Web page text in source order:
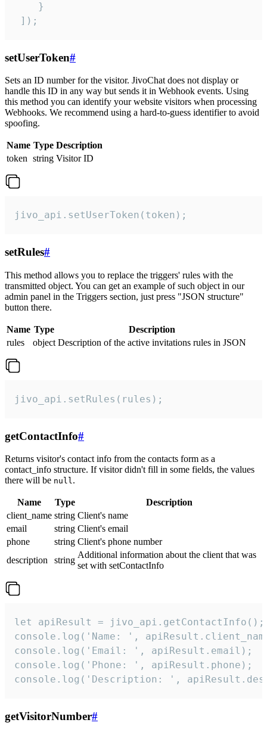
    }
]);
setUserToken#
Sets an ID number for the visitor. JivoChat does not display or
handle this ID in any way but sends it in Webhook events. Using
this method you can identify your website visitors when processing
Webhooks. We recommend using a hard-to-guess identifier to avoid
spoofing.
Name Type Description
token string Visitor ID
jivo_api.setUserToken(token);
setRules#
This method allows you to replace the triggers' rules with the
transmitted object. You can get an example of such object in our
admin panel in the Triggers section, just press "JSON structure"
button there.
Name Type
Description
rules
object Description of the active invitations rules in JSON
jivo_api.setRules(rules);
getContactInfo#
Returns visitor's contact info from the contacts form as a
contact_info structure. If visitor didn't fill in some fields, the values
there will be null.
Name Type
Description
client_name string Client's name
email
string Client's email
phone
string Client's phone number
description
string
Additional information about the client that was
set with setContactInfo
let apiResult = jivo_api.getContactInfo();
console.log('Name: ',
console.log('Email: ', apiResult.email);
console.log('Phone: ', apiResult.phone);
console.log('Description: ',
getVisitorNumber#